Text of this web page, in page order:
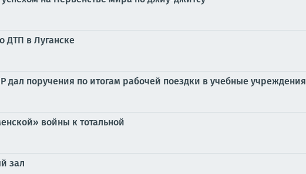
ДТП в Луганске
дал поручения по итогам рабочей поездки в учебные учреждения
войны к тотальной
зал